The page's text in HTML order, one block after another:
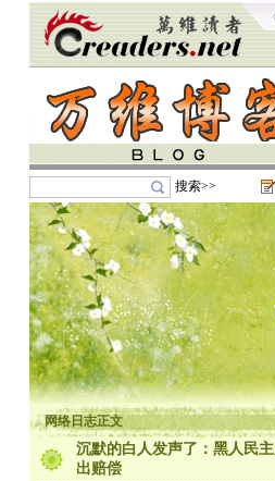
搜索>>
网络日志正文
沉默的白人发声了：黑人民
出赔偿